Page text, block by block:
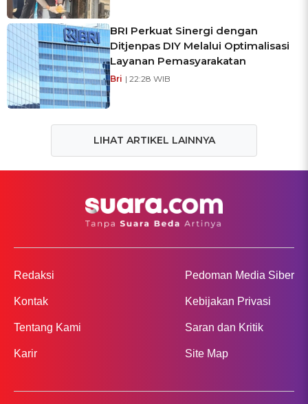
BRI Perkuat Sinergi dengan
Ditjenpas DIY Melalui Optimalisasi
Layanan Pemasyarakatan
Bri | 22:28 WIB
LIHAT ARTIKEL LAINNYA
Redaksi
Kontak
Tentang Kami
Karir
Pedoman Media Siber
Kebijakan Privasi
Saran dan Kritik
Site Map